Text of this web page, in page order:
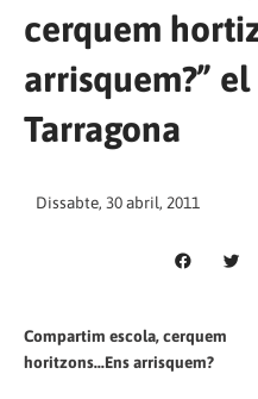
cerquem
arrisquem?”
Tarragona
Dissabte, 30 abril, 2011
Compartim escola, cerquem
horitzons...Ens arrisquem?